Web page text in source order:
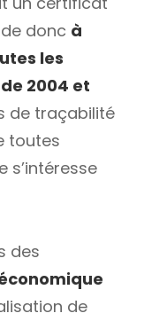
donc à
les
2004 et
de traçabilité
toutes
s’intéresse
des
de